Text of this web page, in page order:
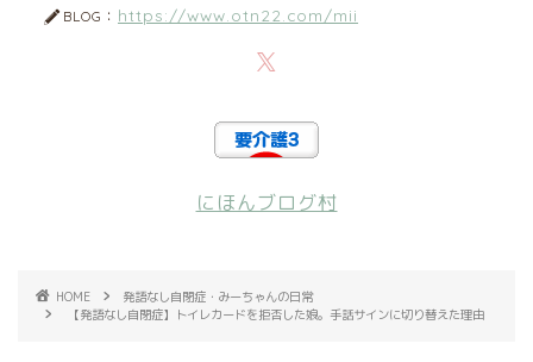
BLOG： https://www.otn22.com/mii
にほんブログ村
HOME
発語なし自閉症・みーちゃんの日常
【発語なし自閉症】トイレカードを拒否した娘。手話サインに切り替えた理由